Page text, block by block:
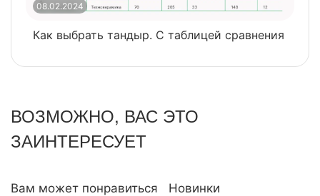
08.02.2024
Как выбрать тандыр. С таблицей сравнения
ВОЗМОЖНО, ВАС ЭТО
ЗАИНТЕРЕСУЕТ
Вам может понравиться Новинки